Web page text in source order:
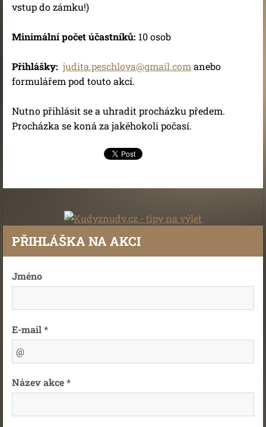
vstup do zámku!)
Minimální počet účastníků: 10 osob
Přihlášky: judita.peschlova@gmail.comanebo
formulářem pod touto akcí.
Nutno přihlásit se a uhradit procházku předem.
Procházka se koná za jakéhokoli počasí.
PŘIHLÁŠKA NA AKCI
Jméno
E-mail *
Název akce *